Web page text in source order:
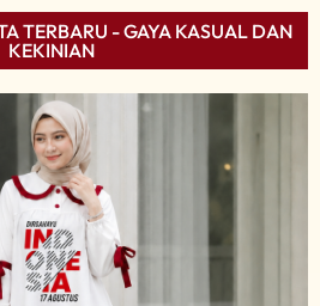
TERBARU - GAYA KASUAL DAN
KEKINIAN